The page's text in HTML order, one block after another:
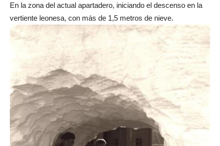
En la zona del actual apartadero, iniciando el descenso en la
vertiente leonesa, con más de 1,5 metros de nieve.